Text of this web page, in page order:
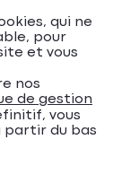
Cholet
32
qui ne
pour
et vous
nos
de gestion
vous
partir du bas